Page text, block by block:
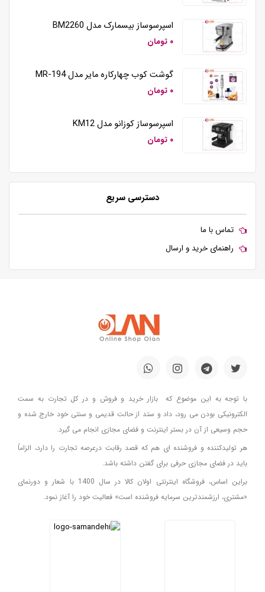
اسپرسوساز بیسمارک مدل BM2260
۰ تومان
گوشت کوب چهارکاره مایر مدل MR-194
۰ تومان
اسپرسوساز کوزانو مدل KM12
۰ تومان
دسترسی سریع
تماس با ما
راهنمای خرید و ارسال
با توجه به این موضوع که بازار خرید و فروش و در کل تجارت به سمت
الکترونیکی بودن می رود، داد و ستد از حالت قدیمی و سنتی خود خارج شده و
حجم وسیعی از آن در بستر اینترنت و فضای مجازی انجام می گیرد.
هر تولیدکننده و فروشنده ای هم که قصد رقابت درعرصه تجارت را دارد، الزاماً
باید در فضای مجازی حرفی برای گفتن داشته باشد.
براین اساس، فروشگاه اینترنتی اولان کالا در سال 1400 با شعار و دورنمای
«مشتری، ارزشمندترین سرمایه فروشنده است» فعالیت خود را آغاز نمود.